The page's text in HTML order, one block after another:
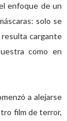
enfoque de un
solo se
cargante
como en
a alejarse
film de terror,